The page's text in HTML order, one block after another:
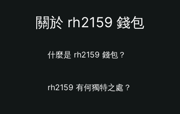
關於 rh2159 錢包
什麼是 rh2159 錢包？
rh2159 有何獨特之處？